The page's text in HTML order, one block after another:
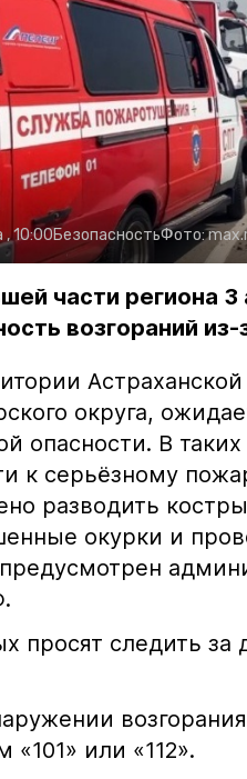
, 10:00БезопасностьФото:
части региона 3
возгораний
округа,
опасности. В
к серьёзному
разводить
окурки и
просят следить
«101» или «112».